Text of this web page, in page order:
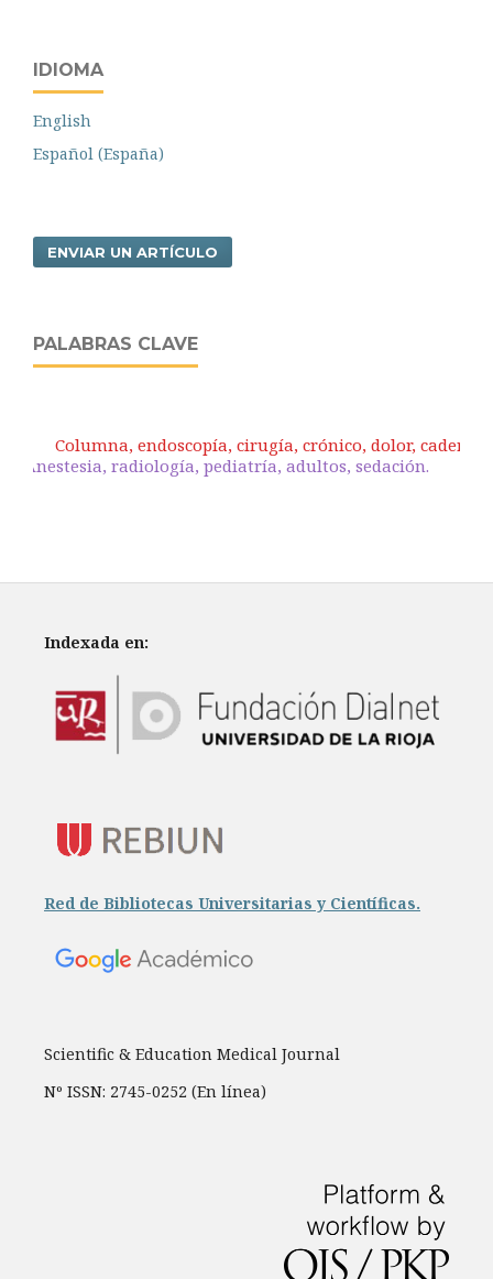
IDIOMA
English
Español (España)
ENVIAR UN ARTÍCULO
PALABRAS CLAVE
Anestesia, radiología, pediatría, adultos, sedación.
Columna, endoscopía, cirugía, crónico, dolor, cadera.
Indexada en:
Red de Bibliotecas Universitarias y Científicas.
Scientific & Education Medical Journal
Nº ISSN: 2745-0252 (En línea)